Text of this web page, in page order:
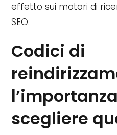
effetto sui motori di
SEO.
Codici di
scegliere